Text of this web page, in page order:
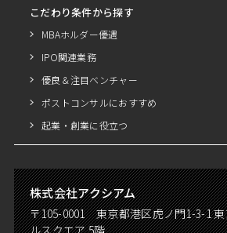
こだわり条件から探す
MBAホルダー優遇
IPO関連業務
優良＆注目ベンチャー
ポストコンサルにおすすめ
起業・創業に役立つ
株式会社アクシアム
〒105-0001 東京都港区虎ノ門1-3-1